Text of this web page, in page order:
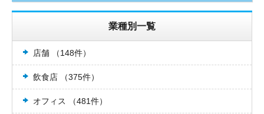
業種別一覧
店舗 （148件）
飲食店 （375件）
オフィス （481件）